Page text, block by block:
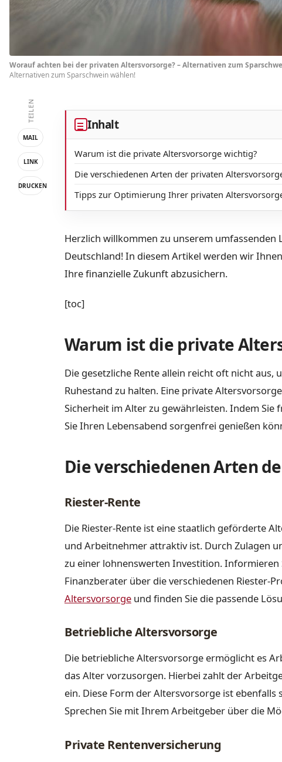
Worauf achten bei der privaten Altersvorsorge? – Alternativen zum
Alternativen zum Sparschwein wählen!
TEILEN
MAIL
LINK
DRUCKEN
Inhalt
Warum ist die private Altersvorsorge wichtig?
Die verschiedenen Arten der privaten
Tipps zur Optimierung Ihrer privaten
Herzlich willkommen zu unserem
Deutschland! In diesem Artikel werden wir
Ihre finanzielle Zukunft abzusichern.
[toc]
Warum ist die private
Die gesetzliche Rente allein reicht oft nicht
Ruhestand zu halten. Eine private
Sicherheit im Alter zu gewährleisten. Indem
Sie Ihren Lebensabend sorgenfrei genießen
Die verschiedenen Arten
Riester-Rente
Die Riester-Rente ist eine staatlich geförderte
und Arbeitnehmer attraktiv ist. Durch Zulagen
zu einer lohnenswerten Investition.
Finanzberater über die verschiedenen Riester-
Altersvorsorge und finden Sie die passende
Betriebliche Altersvorsorge
Die betriebliche Altersvorsorge ermöglicht es
das Alter vorzusorgen. Hierbei zahlt der
ein. Diese Form der Altersvorsorge ist
Sprechen Sie mit Ihrem Arbeitgeber über die
Private Rentenversicherung